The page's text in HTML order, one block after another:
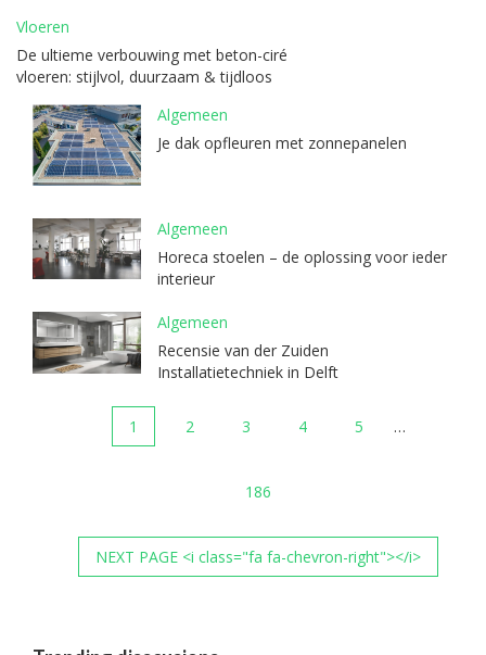
Vloeren
De ultieme verbouwing met beton-ciré
vloeren: stijlvol, duurzaam & tijdloos
Algemeen
Je dak opfleuren met zonnepanelen
Algemeen
Horeca stoelen – de oplossing voor ieder
interieur
Algemeen
Recensie van der Zuiden
Installatietechniek in Delft
1 2 3 4 5 …
186
NEXT PAGE <i class="fa fa-chevron-right"></i>